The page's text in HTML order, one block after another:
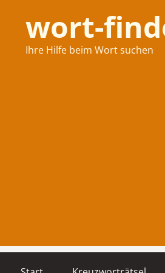
wort-
Ihre Hilfe beim Wort suchen